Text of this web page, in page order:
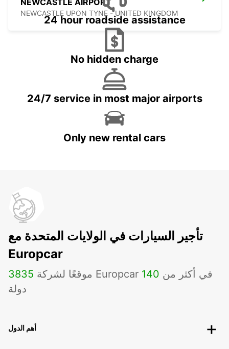
NEWCASTLE AIRPORT
NEWCASTLE UPON TYNE - UNITED KINGDOM
24 hour roadside assistance
No hidden charge
24/7 service in most major airports
Only new rental cars
تأجير السيارات في الولايات المتحدة مع
Europcar
3835 موقعًا لشركة Europcar في أكثر من 140
دولة
أهم الدول